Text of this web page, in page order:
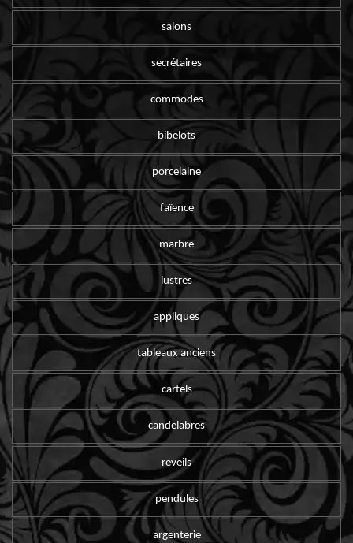
salons
secrétaires
commodes
bibelots
porcelaine
faïence
marbre
lustres
appliques
tableaux anciens
cartels
candelabres
reveils
pendules
argenterie